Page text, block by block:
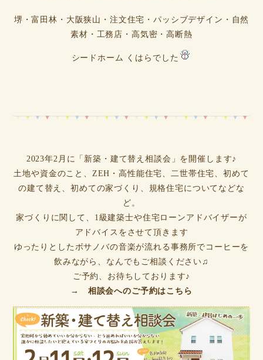
堺・富田林・大阪狭山・注文住宅・パッシブデザイン・自然
素材・工務店・高気密・高断熱
シードホーム くはらでした
2023年2月に「新築・建て替え相談会」を開催します♪
土地や資金のこと、ZEH・高性能住宅、二世帯住宅、初めて
の建て替え、初めての家づくり、規格住宅についてなどな
ど。
家づくりに関して、1級建築士や住宅ローンアドバイザーが
アドバイスをさせて頂きます
ゆったりとしたボサノバの音楽が流れる事務所でコーヒーを
飲みながら、なんでもご相談ください♫
ご予約、お待ちしております♪
→ 相談会へのご予約はこちら